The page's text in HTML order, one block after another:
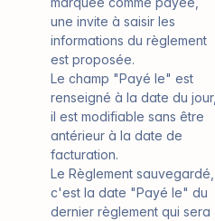
une invite à saisir les
informations du règlement
est proposée.
Le champ "Payé le" est
renseigné à la date du jour,
il est modifiable sans être
antérieur à la date de
facturation.
Le Règlement sauvegardé,
c'est la date "Payé le" du
dernier règlement qui sera